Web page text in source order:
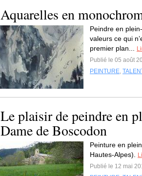
Aquarelles en
Peindre en
valeurs ce qui
premier plan...
Publié le 05 août
PEINTURE,
Le plaisir de peindre en
Dame de Boscodon
Peinture en
Hautes-Alpes).
Publié le 12 mai